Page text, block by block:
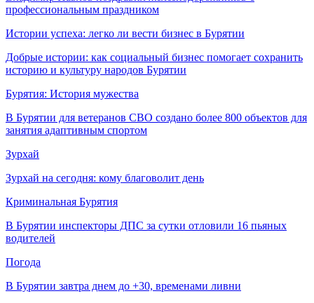
профессиональным праздником
Истории успеха: легко ли вести бизнес в Бурятии
Добрые истории: как социальный бизнес помогает сохранить
историю и культуру народов Бурятии
Бурятия: История мужества
В Бурятии для ветеранов СВО создано более 800 объектов для
занятия адаптивным спортом
Зурхай
Зурхай на сегодня: кому благоволит день
Криминальная Бурятия
В Бурятии инспекторы ДПС за сутки отловили 16 пьяных
водителей
Погода
В Бурятии завтра днем до +30, временами ливни